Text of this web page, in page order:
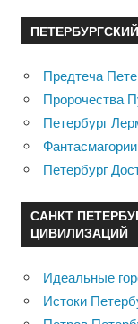
Предтеча
Пророчества
Петербург
Петербург
САНКТ
ЦИВИЛИЗАЦИЙ
Идеальные
Истоки